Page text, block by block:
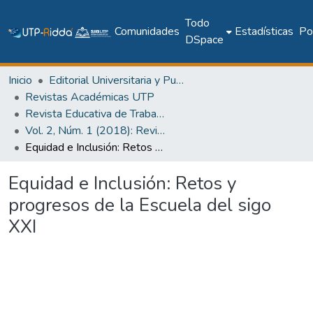
Comunidades
Todo
DSpace
Estadísticas
Inicio
Editorial Universitaria y Publicaciones Seriadas
Revistas Académicas UTP
Revista Educativa de Trabajos Orientados al Siglo XXI (RETOS XXI)
Vol. 2, Núm. 1 (2018): Revista RETO XXI - Discapacidad y Educación
Equidad e Inclusión: Retos y progresos de la Escuela del sigo XXI
Equidad e Inclusión: Retos y
progresos de la Escuela del sigo
XXI